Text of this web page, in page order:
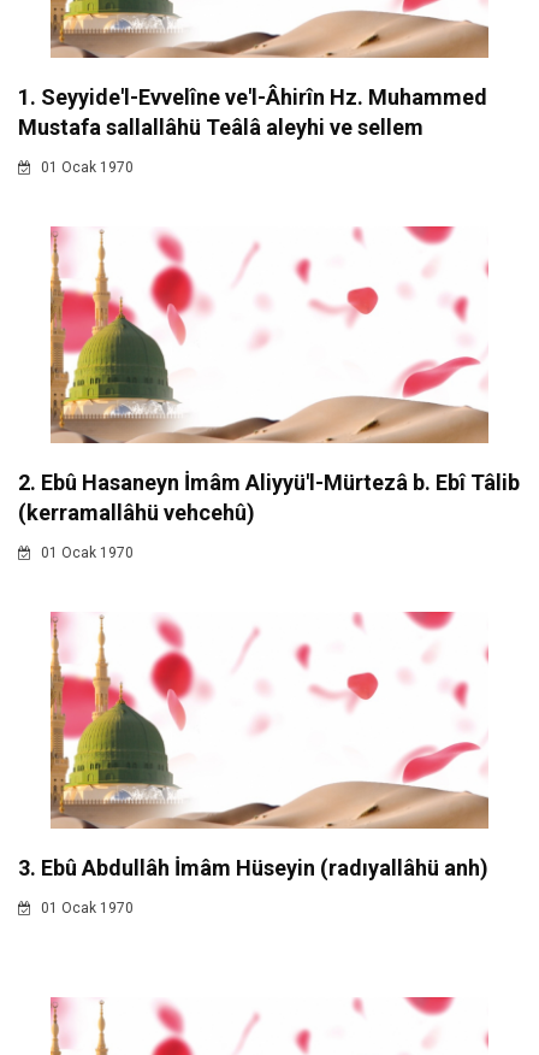
1. Seyyide'l-Evvelîne ve'l-Âhirîn Hz. Muhammed
Mustafa sallallâhü Teâlâ aleyhi ve sellem
01 Ocak 1970
2. Ebû Hasaneyn İmâm Aliyyü'l-Mürtezâ b. Ebî Tâlib
(kerramallâhü vehcehû)
01 Ocak 1970
3. Ebû Abdullâh İmâm Hüseyin (radıyallâhü anh)
01 Ocak 1970